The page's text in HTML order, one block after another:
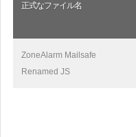
正式なファイル名
ZoneAlarm Mailsafe
Renamed JS